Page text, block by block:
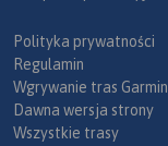
Polityka prywatności
Regulamin
Wgrywanie tras Garmin
Dawna wersja strony
Wszystkie trasy